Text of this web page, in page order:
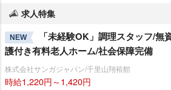
求人特集
NEW
「未経験OK」調理スタッフ/無
護付き有料老人ホーム/社会保障完備
株式会社サンガジャパン/千里山翔裕館
時給1,220円～1,420円